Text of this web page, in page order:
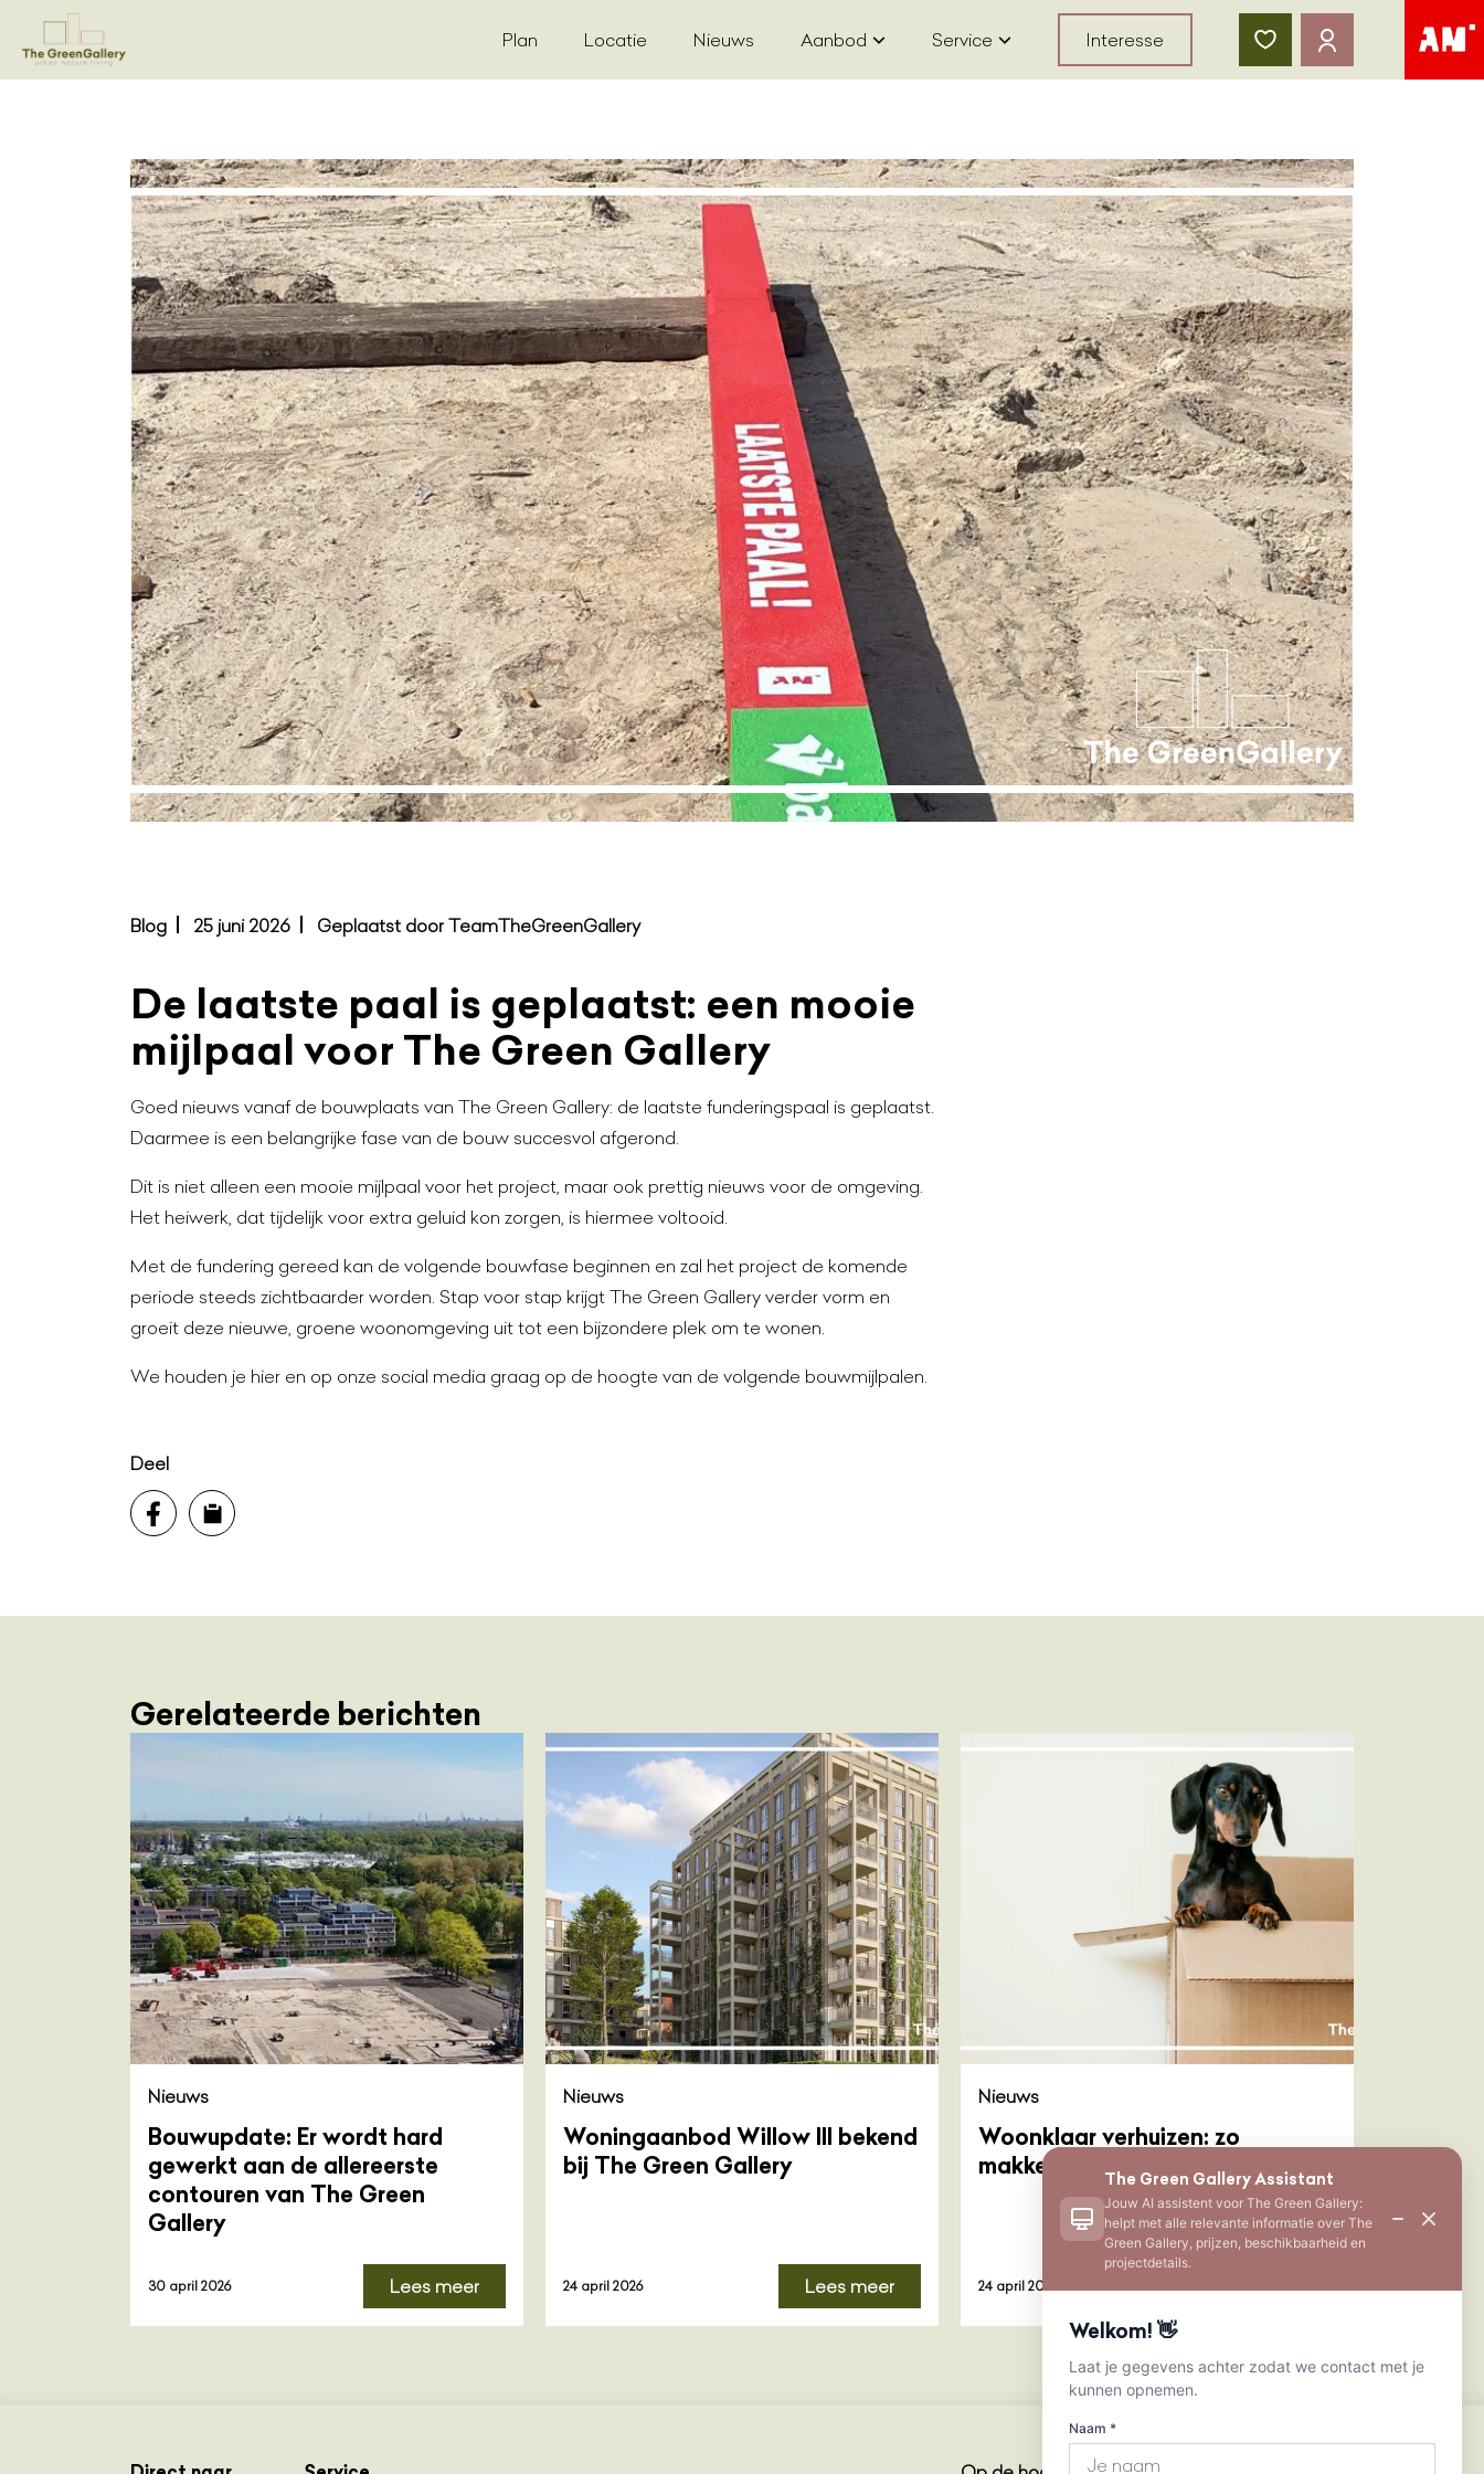
Plan Locatie Nieuws Aanbod Service Interesse
Blog 25 juni 2026 Geplaatst door TeamTheGreenGallery
De laatste paal is geplaatst: een mooie
mijlpaal voor The Green Gallery
Goed nieuws vanaf de bouwplaats van The Green Gallery: de laatste funderingspaal is geplaatst.
Daarmee is een belangrijke fase van de bouw succesvol afgerond.
Dit is niet alleen een mooie mijlpaal voor het project, maar ook prettig nieuws voor de omgeving.
Het heiwerk, dat tijdelijk voor extra geluid kon zorgen, is hiermee voltooid.
Met de fundering gereed kan de volgende bouwfase beginnen en zal het project de komende
periode steeds zichtbaarder worden. Stap voor stap krijgt The Green Gallery verder vorm en
groeit deze nieuwe, groene woonomgeving uit tot een bijzondere plek om te wonen.
We houden je hier en op onze social media graag op de hoogte van de volgende bouwmijlpalen.
Deel
Gerelateerde berichten
Nieuws
Bouwupdate: Er wordt hard
gewerkt aan de allereerste
contouren van The Green
Gallery
30 april 2026 Lees meer
Nieuws
Woningaanbod Willow III bekend
bij The Green Gallery
24 april 2026 Lees meer
Nieuws
Woonklaar verhuizen: zo
makkelijk kan nieuwbouw zijn
24 april 2026 Lees meer
The Green Gallery Assistant
Jouw AI assistent voor The Green Gallery:
helpt met alle relevante informatie over The
Green Gallery, prijzen, beschikbaarheid en
projectdetails.
Welkom! 👋
Laat je gegevens achter zodat we contact met je
kunnen opnemen.
Naam *